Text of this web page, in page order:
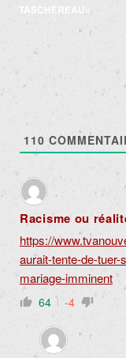
articles
TASCHEREAU»
110
Racisme ou
https://
aurait-tente-de-
mariage-imminent
64 -4